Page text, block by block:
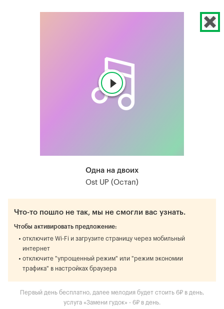
Одна на двоих
Ost UP (Остап)
Что-то пошло не так, мы не смогли вас узнать.
Чтобы активировать предложение:
отключите Wi-Fi и загрузите страницу через мобильный
интернет
отключите "упрощенный режим" или "режим экономии
трафика" в настройках браузера
Первый день бесплатно, далее мелодия будет стоить 6₽ в день,
услуга «Замени гудок» - 6₽ в день.